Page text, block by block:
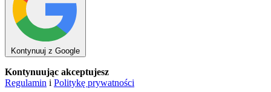
Kontynuuj z Google
Kontynuując akceptujesz
Regulamin i Politykę prywatności